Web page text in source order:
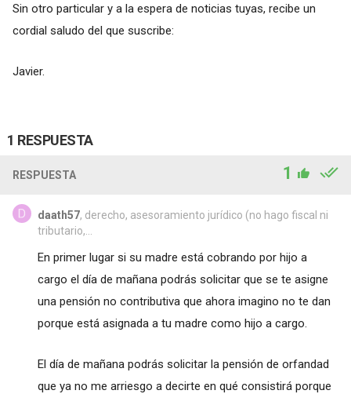
Sin otro particular y a la espera de noticias tuyas, recibe un
cordial saludo del que suscribe:
Javier.
1 RESPUESTA
RESPUESTA 1
daath57, derecho, asesoramiento jurídico (no hago fiscal ni
tributario,...
En primer lugar si su madre está cobrando por hijo a
cargo el día de mañana podrás solicitar que se te asigne
una pensión no contributiva que ahora imagino no te dan
porque está asignada a tu madre como hijo a cargo.
El día de mañana podrás solicitar la pensión de orfandad
que ya no me arriesgo a decirte en qué consistirá porque